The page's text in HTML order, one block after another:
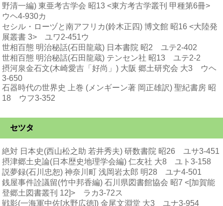
野清一編) 東亜考古学会 昭13 <東方考古学叢刊 甲種第6冊>
ウヘ4-930カ
セシル・ローヅと南アフリカ(鈴木正四) 博文館 昭16 <大陸発
展叢書 3> ユワ2-451ウ
世相百態 明治秘話(石田龍蔵) 日本書院 昭2 ユテ2-402
世相百態 明治秘話(石田龍蔵) テンセン社 昭13 ユテ2-2
摂河泉金石文(木崎愛吉「好尚」) 大阪 郷土研究会 大3 ウヘ
3-650
石器時代の世界史 上巻 (メンギーン著 岡正雄訳) 聖紀書房 昭
18 ウフ3-352
セツタ
絶対 日本史(西山松之助 若井秀夫) 研数書院 昭26 ユサ3-451
摂津郷土史論(日本歴史地理学会編) 仁友社 大8 ユト3-158
説夢録(石川忠恕) 神奈川町 浅岡岩太郎 明28 ユナ4-501
銭屋事件詮議留(竹中邦香編) 石川県図書館協会 昭7 <[加賀能
登郷土図書叢刊 12]> ラカ3-72ス
戦影(一海軍中佐[水野広徳]) 金尾文淵堂 大3 ユナ3-954